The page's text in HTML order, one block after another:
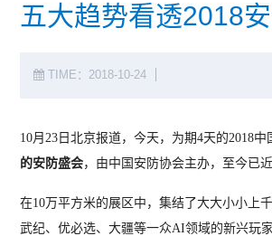
五大趋势看透2018
TIME：2018-10-24
10月23日北京报道，今天，为期4天的2018
的安防盛会，由中国安防协会主办，至今已近
在10万平方米的展区中，集结了大大小小上
武纪、优必选、大疆等一众AI领域的新兴玩家